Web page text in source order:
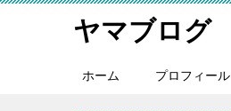
ヤマブログ
ホーム プロフィール